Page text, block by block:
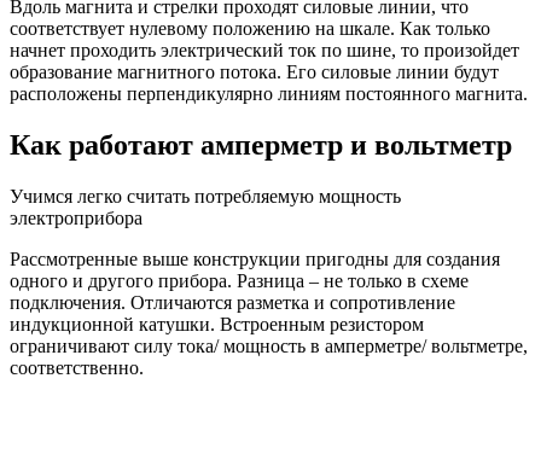
Вдоль магнита и стрелки проходят силовые линии, что
соответствует нулевому положению на шкале. Как только
начнет проходить электрический ток по шине, то произойдет
образование магнитного потока. Его силовые линии будут
расположены перпендикулярно линиям постоянного магнита.
Как работают амперметр и вольтметр
Учимся легко считать потребляемую мощность
электроприбора
Рассмотренные выше конструкции пригодны для создания
одного и другого прибора. Разница – не только в схеме
подключения. Отличаются разметка и сопротивление
индукционной катушки. Встроенным резистором
ограничивают силу тока/ мощность в амперметре/ вольтметре,
соответственно.